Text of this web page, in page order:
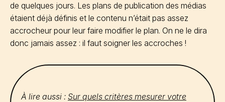
de quelques jours. Les plans de publication des médias
étaient déjà définis et le contenu n’était pas assez
accrocheur pour leur faire modifier le plan. On ne le dira
donc jamais assez : il faut soigner les accroches !
À lire aussi : Sur quels critères mesurer votre